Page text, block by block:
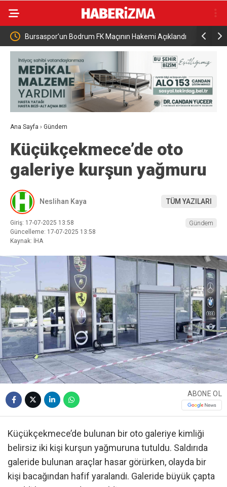
Bursaspor’un Bodrum FK Maçının Hakemi Açıklandı
Düdük Yiğit Arslan’da
Ana Sayfa › Gündem
Küçükçekmece’de oto
galeriye kurşun yağmuru
Neslihan Kaya TÜM YAZILARI
Giriş: 17-07-2025 13:58
Güncelleme: 17-07-2025 13:58
Kaynak: İHA
Gündem
ABONE OL
Küçükçekmece’de bulunan bir oto galeriye kimliği
belirsiz iki kişi kurşun yağmuruna tutuldu. Saldırıda
galeride bulunan araçlar hasar görürken, olayda bir
kişi bacağından hafif yaralandı. Galeride büyük çapta